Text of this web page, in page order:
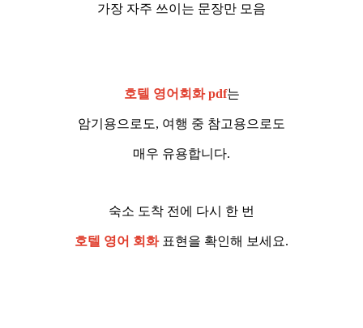
가장 자주 쓰이는 문장만 모음
호텔 영어회화 pdf는
암기용으로도, 여행 중 참고용으로도
매우 유용합니다.
숙소 도착 전에 다시 한 번
호텔 영어 회화표현을 확인해 보세요.